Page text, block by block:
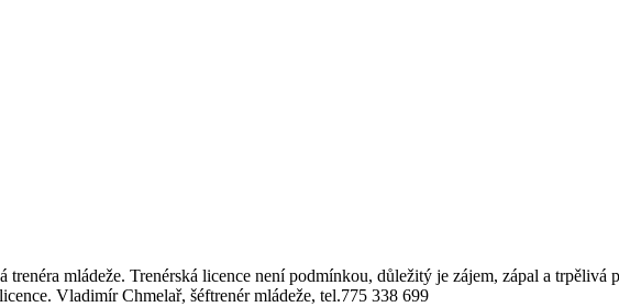
trenéra mládeže. Trenérská licence není podmínkou, důležitý je zájem, zápal a
Vladimír Chmelař, šéftrenér mládeže, tel.775 338 699